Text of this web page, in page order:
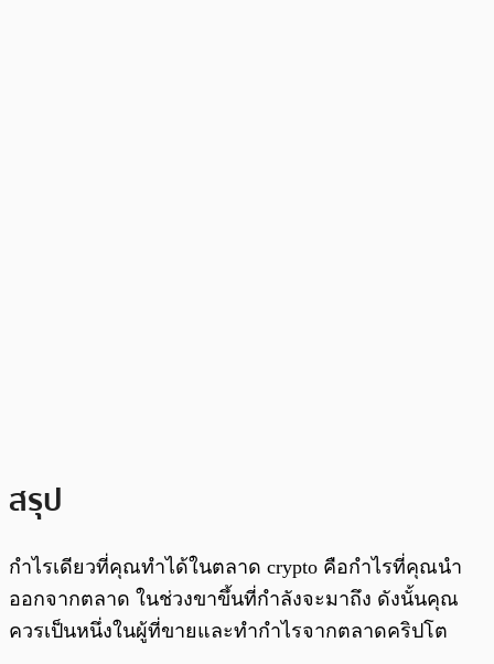
สรุป
กำไรเดียวที่คุณทำได้ในตลาด crypto คือกำไรที่คุณนำ
ออกจากตลาด ในช่วงขาขึ้นที่กำลังจะมาถึง ดังนั้นคุณ
ควรเป็นหนึ่งในผู้ที่ขายและทำกำไรจากตลาดคริปโต